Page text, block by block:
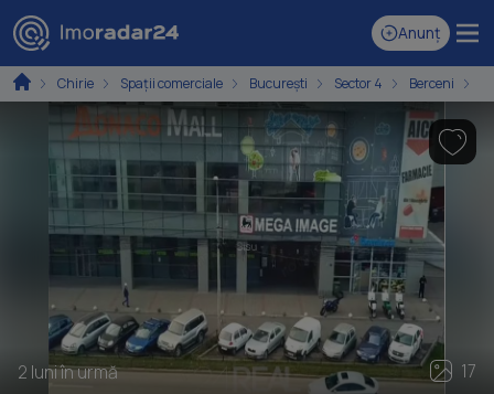
Anunț
Chirie Spaţii comerciale București Sector 4 Berceni
2 luni în urmă 17